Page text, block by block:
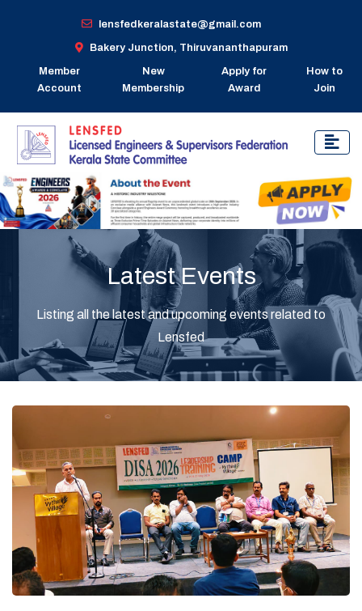
lensfedkeralastate@gmail.com
Bakery Junction, Thiruvananthapuram
Member
Account
New
Membership
Apply for
Award
How to
Join
Latest Events
Listing all the latest and upcoming events related to
Lensfed